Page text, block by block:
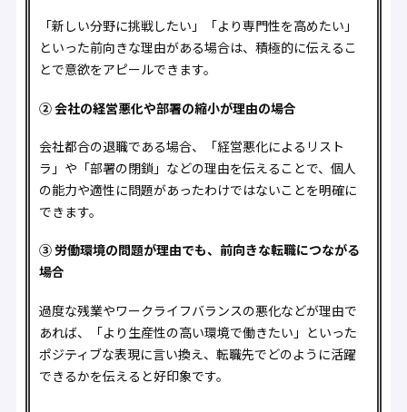
「新しい分野に挑戦したい」「より専門性を高めたい」
といった前向きな理由がある場合は、積極的に伝えるこ
とで意欲をアピールできます。
② 会社の経営悪化や部署の縮小が理由の場合
会社都合の退職である場合、「経営悪化によるリスト
ラ」や「部署の閉鎖」などの理由を伝えることで、個人
の能力や適性に問題があったわけではないことを明確に
できます。
③ 労働環境の問題が理由でも、前向きな転職につながる
場合
過度な残業やワークライフバランスの悪化などが理由で
あれば、「より生産性の高い環境で働きたい」といった
ポジティブな表現に言い換え、転職先でどのように活躍
できるかを伝えると好印象です。